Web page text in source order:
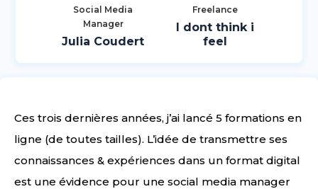
Social Media
Manager
Julia Coudert
Freelance
I dont think i
feel
Ces trois dernières années, j’ai lancé 5 formations en
ligne (de toutes tailles). L’idée de transmettre ses
connaissances & expériences dans un format digital
est une évidence pour une social media manager